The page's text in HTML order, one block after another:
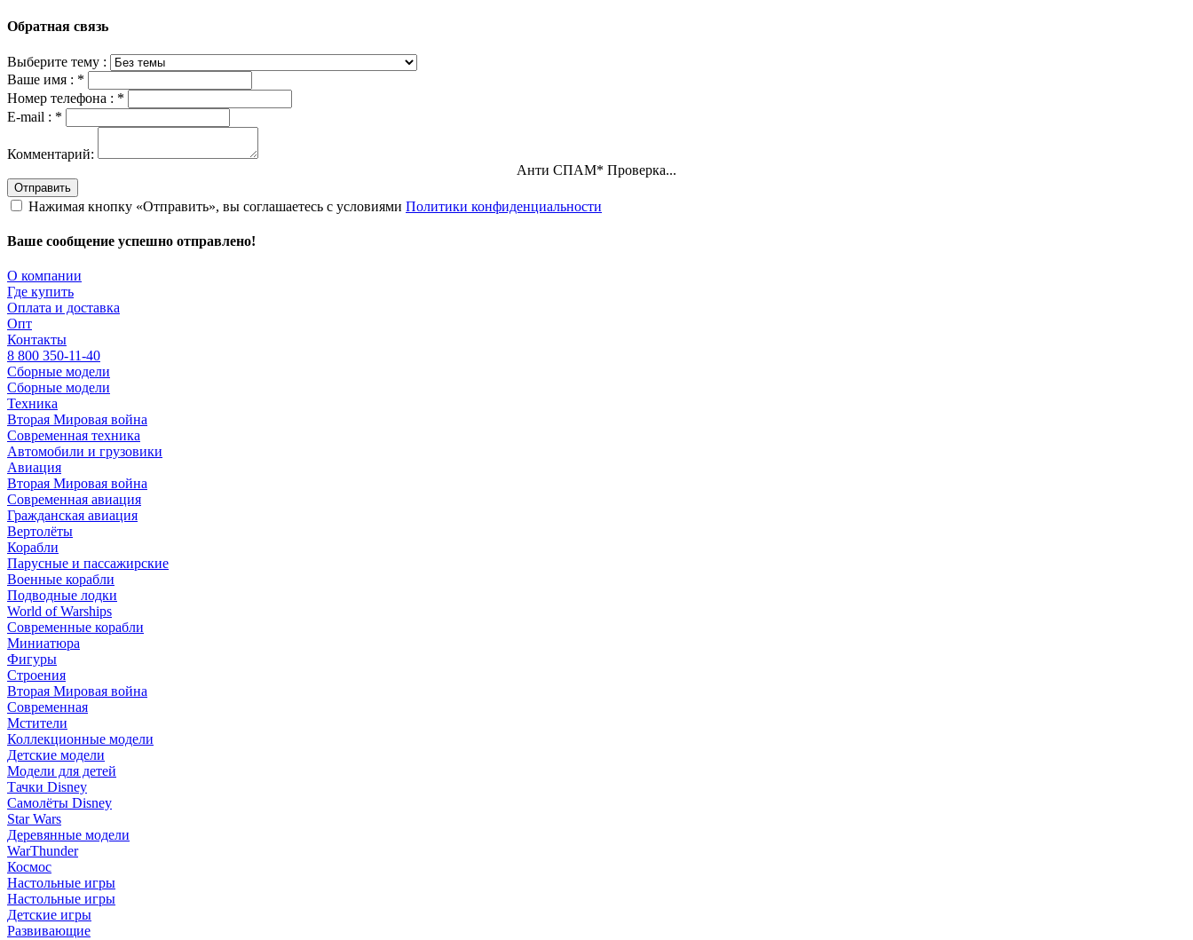
Обратная связь
Выберите тему :
Ваше имя : *
Номер телефона : *
E-mail : *
Комментарий:
Анти СПАМ* Проверка...
Отправить
Нажимая кнопку «Отправить», вы соглашаетесь с условиями Политики конфиденциальности
Ваше сообщение успешно отправлено!
О компании
Где купить
Оплата и доставка
Опт
Контакты
8 800 350-11-40
Сборные модели
Сборные модели
Техника
Вторая Мировая война
Современная техника
Автомобили и грузовики
Авиация
Вторая Мировая война
Современная авиация
Гражданская авиация
Вертолёты
Корабли
Парусные и пассажирские
Военные корабли
Подводные лодки
World of Warships
Современные корабли
Миниатюра
Фигуры
Строения
Вторая Мировая война
Современная
Мстители
Коллекционные модели
Детские модели
Модели для детей
Тачки Disney
Самолёты Disney
Star Wars
Деревянные модели
WarThunder
Космос
Настольные игры
Настольные игры
Детские игры
Развивающие